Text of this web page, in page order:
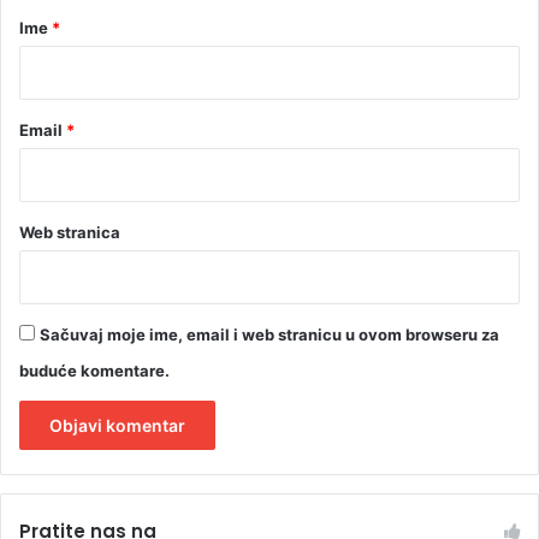
rIme *
Email *
Web stranica
Sačuvaj moje ime, email i web stranicu u ovom browseru za
buduće komentare.
Pratite nas na